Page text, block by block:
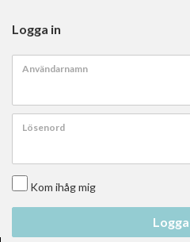
Logga in
Användarnamn
Lösenord
Kom ihåg mig